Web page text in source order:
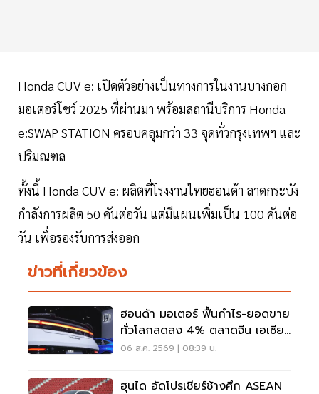
Honda CUV e: เปิดตัวอย่างเป็นทางการในงานบางกอก
มอเตอร์โชว์ 2025 ที่ผ่านมา พร้อมสถานีบริการ Honda
e:SWAP STATION ครอบคลุมกว่า 33 จุดทั่วกรุงเทพฯ และ
ปริมณฑล
ทั้งนี้ Honda CUV e: ผลิตที่โรงงานไทยฮอนด้า ลาดกระบัง
กำลังการผลิต 50 คันต่อวัน แต่มีแผนเพิ่มเป็น 100 คันต่อ
วัน เพื่อรองรับการส่งออก
ข่าวที่เกี่ยวข้อง
ฮอนด้า มอเตอร์ ฟื้นกำไร-ยอดขาย
ทั่วโลกลดลง 4% ตลาดจีน เอเชีย
ร่วง
06 ส.ค. 2569 | 08:39 น.
ฮุนได อัดโปรเชียร์ช้างศึก ASEAN